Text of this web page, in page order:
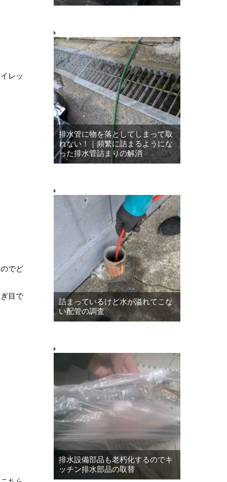
レッ
でど
目で
排水管に物を落としてしまって取
れない！｜頻繁に詰まるようにな
った排水管詰まりの解消
詰まっているけど水が溢れてこな
い配管の調査
排水設備部品も老朽化するのでキ
ッチン排水部品の取替